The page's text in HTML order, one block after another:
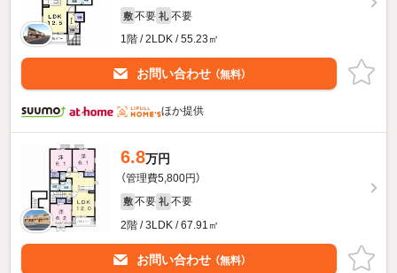
敷 不要 礼 不要
1階 / 2LDK / 55.23㎡
お問い合わせ （無料）
ほか提供
6.8万円
（管理費5,800円）
敷 不要 礼 不要
2階 / 3LDK / 67.91㎡
お問い合わせ （無料）